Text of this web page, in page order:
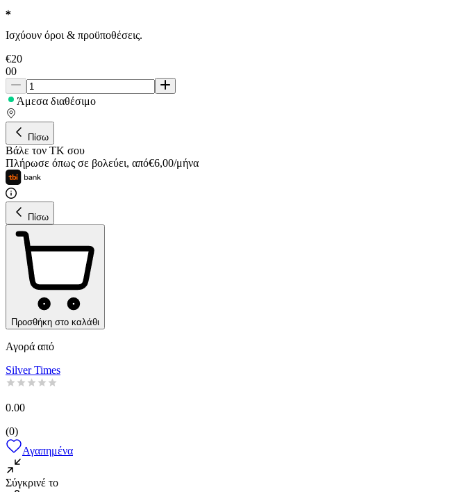
Ισχύουν όροι & προϋποθέσεις.
€20
00
Άμεσα διαθέσιμο
Πίσω
Βάλε τον ΤΚ σου
Πλήρωσε όπως σε βολεύει, από€6,00/μήνα
Πίσω
Προσθήκη στο καλάθι
Αγορά από
Silver Times
0.00
(0)
Αγαπημένα
Σύγκρινέ το